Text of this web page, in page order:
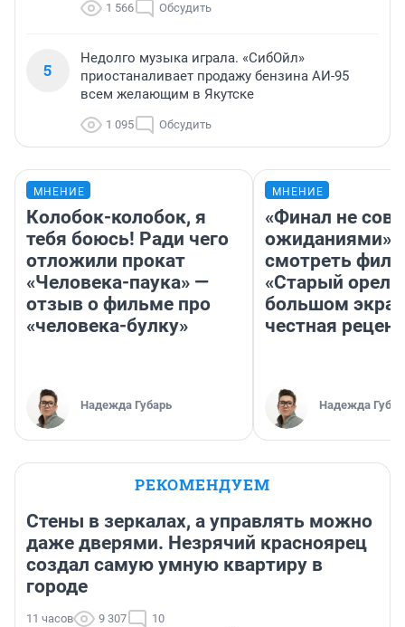
1 566 Обсудить
5
Недолго музыка играла. «СибОйл»
приостаналивает продажу бензина АИ-95
всем желающим в Якутске
1 095 Обсудить
МНЕНИЕ
Колобок-колобок, я
тебя боюсь! Ради чего
отложили прокат
«Человека-паука» —
отзыв о фильме про
«человека-булку»
Надежда Губарь
МНЕНИЕ
«Финал не
ожиданиями»:
смотреть
«Старый орел»
большом
честная
Надежда
РЕКОМЕНДУЕМ
Стены в зеркалах, а управлять можно
даже дверями. Незрячий красноярец
создал самую умную квартиру в
городе
11 часов 9 307 10